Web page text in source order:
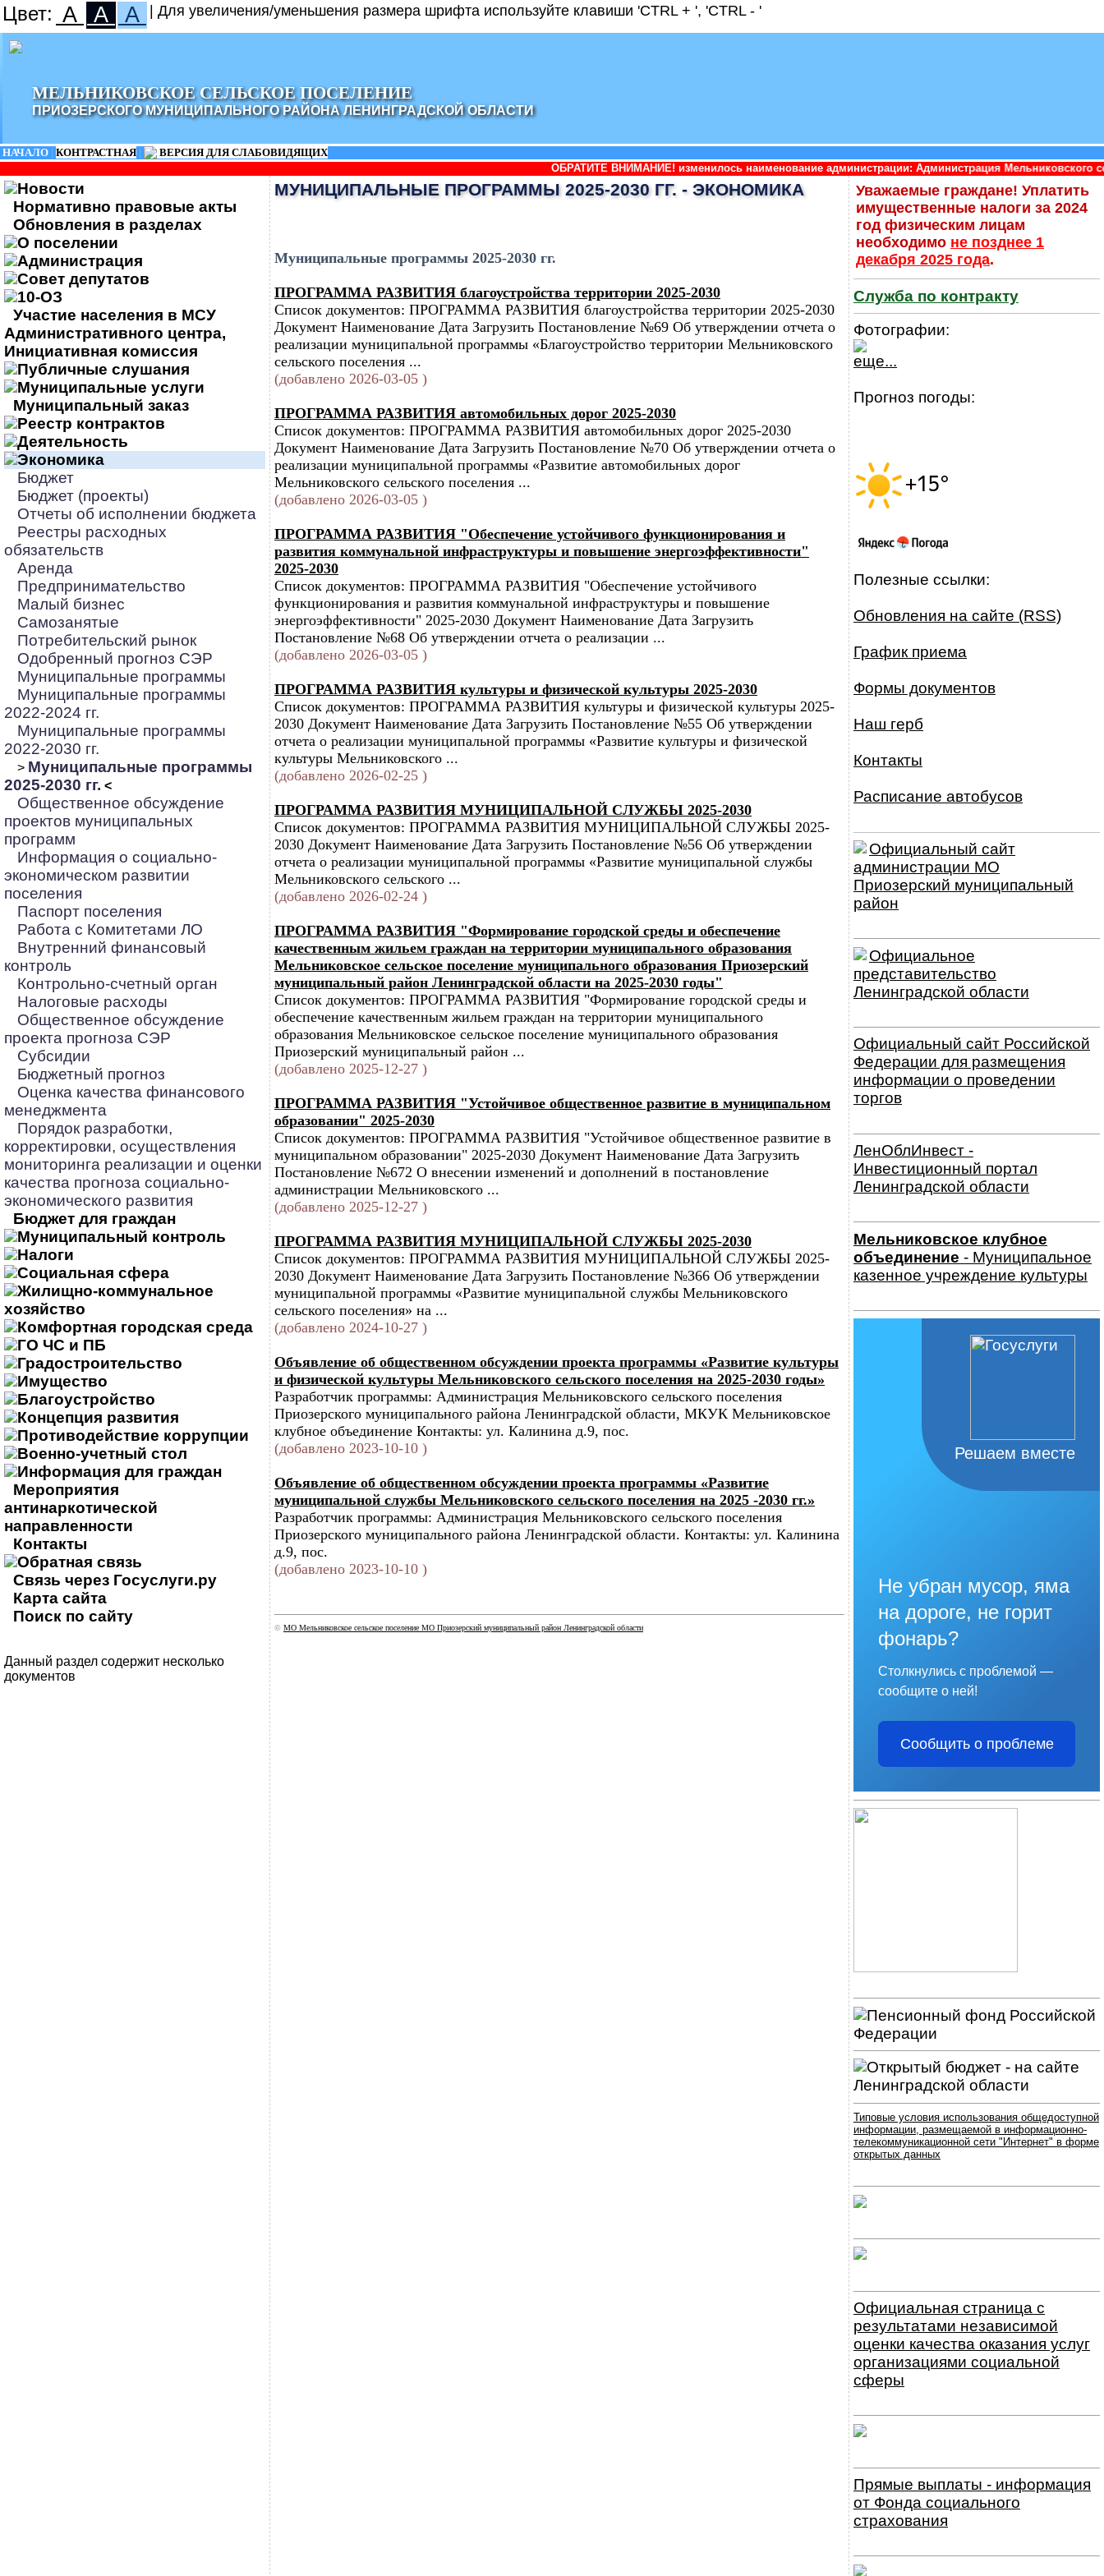
Цвет: A A A | Для увеличения/уменьшения размера шрифта используйте клавиши 'CTRL + ', 'CTRL - '
МЕЛЬНИКОВСКОЕ СЕЛЬСКОЕ ПОСЕЛЕНИЕ
ПРИОЗЕРСКОГО МУНИЦИПАЛЬНОГО РАЙОНА ЛЕНИНГРАДСКОЙ ОБЛАСТИ
НАЧАЛО | КОНТРАСТНАЯ |
ВЕРСИЯ ДЛЯ СЛАБОВИДЯЩИХ
ОБРАТИТЕ ВНИМАНИЕ! изменилось наименование администрации: Администрация Мельниковского сельского
Новости
Нормативно правовые акты
Обновления в разделах
О поселении
Администрация
Совет депутатов
10-ОЗ
Участие населения в МСУ
Административного центра,
Инициативная комиссия
Публичные слушания
Муниципальные услуги
Муниципальный заказ
Реестр контрактов
Деятельность
Экономика
Бюджет
Бюджет (проекты)
Отчеты об исполнении бюджета
Реестры расходных
обязательств
Аренда
Предпринимательство
Малый бизнес
Самозанятые
Потребительский рынок
Одобренный прогноз СЭР
Муниципальные программы
Муниципальные программы
2022-2024 гг.
Муниципальные программы
2022-2030 гг.
> Муниципальные программы
2025-2030 гг. <
Общественное обсуждение
проектов муниципальных
программ
Информация о социально-
экономическом развитии
поселения
Паспорт поселения
Работа с Комитетами ЛО
Внутренний финансовый
контроль
Контрольно-счетный орган
Налоговые расходы
Общественное обсуждение
проекта прогноза СЭР
Субсидии
Бюджетный прогноз
Оценка качества финансового
менеджмента
Порядок разработки,
корректировки, осуществления
мониторинга реализации и оценки
качества прогноза социально-
экономического развития
Бюджет для граждан
Муниципальный контроль
Налоги
Социальная сфера
Жилищно-коммунальное
хозяйство
Комфортная городская среда
ГО ЧС и ПБ
Градостроительство
Имущество
Благоустройство
Концепция развития
Противодействие коррупции
Военно-учетный стол
Информация для граждан
Мероприятия
антинаркотической
направленности
Контакты
Обратная связь
Связь через Госуслуги.ру
Карта сайта
Поиск по сайту
Данный раздел содержит несколько
документов
МУНИЦИПАЛЬНЫЕ ПРОГРАММЫ 2025-2030 ГГ. - ЭКОНОМИКА
Муниципальные программы 2025-2030 гг.
ПРОГРАММА РАЗВИТИЯ благоустройства территории 2025-2030
Список документов: ПРОГРАММА РАЗВИТИЯ благоустройства территории 2025-2030
Документ Наименование Дата Загрузить Постановление №69 Об утверждении отчета о
реализации муниципальной программы «Благоустройство территории Мельниковского
сельского поселения ...
(добавлено 2026-03-05 )
ПРОГРАММА РАЗВИТИЯ автомобильных дорог 2025-2030
Список документов: ПРОГРАММА РАЗВИТИЯ автомобильных дорог 2025-2030
Документ Наименование Дата Загрузить Постановление №70 Об утверждении отчета о
реализации муниципальной программы «Развитие автомобильных дорог
Мельниковского сельского поселения ...
(добавлено 2026-03-05 )
ПРОГРАММА РАЗВИТИЯ "Обеспечение устойчивого функционирования и
развития коммунальной инфраструктуры и повышение энергоэффективности"
2025-2030
Список документов: ПРОГРАММА РАЗВИТИЯ "Обеспечение устойчивого
функционирования и развития коммунальной инфраструктуры и повышение
энергоэффективности" 2025-2030 Документ Наименование Дата Загрузить
Постановление №68 Об утверждении отчета о реализации ...
(добавлено 2026-03-05 )
ПРОГРАММА РАЗВИТИЯ культуры и физической культуры 2025-2030
Список документов: ПРОГРАММА РАЗВИТИЯ культуры и физической культуры 2025-
2030 Документ Наименование Дата Загрузить Постановление №55 Об утверждении
отчета о реализации муниципальной программы «Развитие культуры и физической
культуры Мельниковского ...
(добавлено 2026-02-25 )
ПРОГРАММА РАЗВИТИЯ МУНИЦИПАЛЬНОЙ СЛУЖБЫ 2025-2030
Список документов: ПРОГРАММА РАЗВИТИЯ МУНИЦИПАЛЬНОЙ СЛУЖБЫ 2025-
2030 Документ Наименование Дата Загрузить Постановление №56 Об утверждении
отчета о реализации муниципальной программы «Развитие муниципальной службы
Мельниковского сельского ...
(добавлено 2026-02-24 )
ПРОГРАММА РАЗВИТИЯ "Формирование городской среды и обеспечение
качественным жильем граждан на территории муниципального образования
Мельниковское сельское поселение муниципального образования Приозерский
муниципальный район Ленинградской области на 2025-2030 годы"
Список документов: ПРОГРАММА РАЗВИТИЯ "Формирование городской среды и
обеспечение качественным жильем граждан на территории муниципального
образования Мельниковское сельское поселение муниципального образования
Приозерский муниципальный район ...
(добавлено 2025-12-27 )
ПРОГРАММА РАЗВИТИЯ "Устойчивое общественное развитие в муниципальном
образовании" 2025-2030
Список документов: ПРОГРАММА РАЗВИТИЯ "Устойчивое общественное развитие в
муниципальном образовании" 2025-2030 Документ Наименование Дата Загрузить
Постановление №672 О внесении изменений и дополнений в постановление
администрации Мельниковского ...
(добавлено 2025-12-27 )
ПРОГРАММА РАЗВИТИЯ МУНИЦИПАЛЬНОЙ СЛУЖБЫ 2025-2030
Список документов: ПРОГРАММА РАЗВИТИЯ МУНИЦИПАЛЬНОЙ СЛУЖБЫ 2025-
2030 Документ Наименование Дата Загрузить Постановление №366 Об утверждении
муниципальной программы «Развитие муниципальной службы Мельниковского
сельского поселения» на ...
(добавлено 2024-10-27 )
Объявление об общественном обсуждении проекта программы «Развитие культуры
и физической культуры Мельниковского сельского поселения на 2025-2030 годы»
Разработчик программы: Администрация Мельниковского сельского поселения
Приозерского муниципального района Ленинградской области, МКУК Мельниковское
клубное объединение Контакты: ул. Калинина д.9, пос.
(добавлено 2023-10-10 )
Объявление об общественном обсуждении проекта программы «Развитие
муниципальной службы Мельниковского сельского поселения на 2025 -2030 гг.»
Разработчик программы: Администрация Мельниковского сельского поселения
Приозерского муниципального района Ленинградской области. Контакты: ул. Калинина
д.9, пос.
(добавлено 2023-10-10 )
© МО Мельниковское сельское поселение МО Приозерский муниципальный район Ленинградской области
Уважаемые граждане! Уплатить
имущественные налоги за 2024
год физическим лицам
необходимо не позднее 1
декабря 2025 года.
Служба по контракту
Фотографии:
еще...
Прогноз погоды:
Полезные ссылки:
Обновления на сайте (RSS)
График приема
Формы документов
Наш герб
Контакты
Расписание автобусов
Официальный сайт
администрации МО
Приозерский муниципальный
район
Официальное
представительство
Ленинградской области
Официальный сайт Российской
Федерации для размещения
информации о проведении
торгов
ЛенОблИнвест -
Инвестиционный портал
Ленинградской области
Мельниковское клубное
объединение - Муниципальное
казенное учреждение культуры
Решаем вместе
Не убран мусор, яма
на дороге, не горит
фонарь?
Столкнулись с проблемой —
сообщите о ней!
Сообщить о проблеме
Типовые условия использования общедоступной
информации, размещаемой в информационно-
телекоммуникационной сети "Интернет" в форме
открытых данных
Официальная страница с
результатами независимой
оценки качества оказания услуг
организациями социальной
сферы
Прямые выплаты - информация
от Фонда социального
страхования